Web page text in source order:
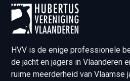
HVV is de enige professionele
de jacht en jagers in Vlaanderen
ruime meerderheid van Vlaamse